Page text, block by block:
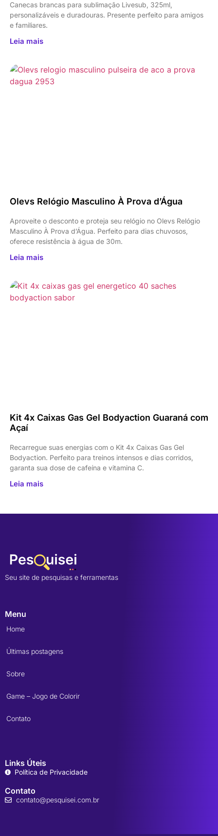
Canecas brancas para sublimação Livesub, 325ml,
personalizáveis e duradouras. Presente perfeito para amigos
e familiares.
Leia mais
Olevs Relógio Masculino À Prova d’Água
Aproveite o desconto e proteja seu relógio no Olevs Relógio
Masculino À Prova d’Água. Perfeito para dias chuvosos,
oferece resistência à água de 30m.
Leia mais
Kit 4x Caixas Gas Gel Bodyaction Guaraná com
Açaí
Recarregue suas energias com o Kit 4x Caixas Gas Gel
Bodyaction. Perfeito para treinos intensos e dias corridos,
garanta sua dose de cafeína e vitamina C.
Leia mais
Seu site de pesquisas e ferramentas
Menu
Home
Últimas postagens
Sobre
Game – Jogo de Colorir
Contato
Links Úteis
Política de Privacidade
Contato
contato@pesquisei.com.br